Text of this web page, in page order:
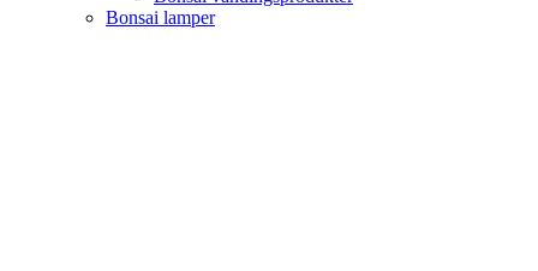
Bonsai lamper